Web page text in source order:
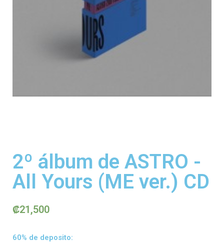
2º álbum de ASTRO -
All Yours (ME ver.) CD
₡21,500
60% de deposito: